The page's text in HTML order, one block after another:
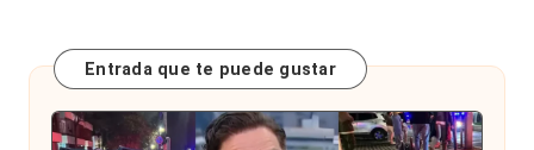
Entrada que te puede gustar